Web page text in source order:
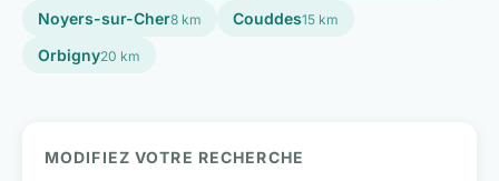
Noyers-sur-Cher8 km Couddes15 km
Orbigny20 km
MODIFIEZ VOTRE RECHERCHE